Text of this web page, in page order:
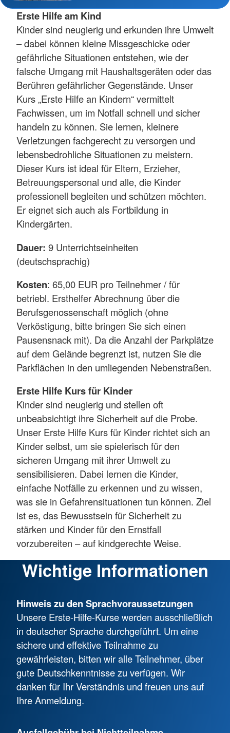
Erste Hilfe am Kind
Kinder sind neugierig und erkunden ihre Umwelt
– dabei können kleine Missgeschicke oder
gefährliche Situationen entstehen, wie der
falsche Umgang mit Haushaltsgeräten oder das
Berühren gefährlicher Gegenstände. Unser
Kurs „Erste Hilfe an Kindern“ vermittelt
Fachwissen, um im Notfall schnell und sicher
handeln zu können. Sie lernen, kleinere
Verletzungen fachgerecht zu versorgen und
lebensbedrohliche Situationen zu meistern.
Dieser Kurs ist ideal für Eltern, Erzieher,
Betreuungspersonal und alle, die Kinder
professionell begleiten und schützen möchten.
Er eignet sich auch als Fortbildung in
Kindergärten.
Dauer: 9 Unterrichtseinheiten
(deutschsprachig)
Kosten: 65,00 EUR pro Teilnehmer / für
betriebl. Ersthelfer Abrechnung über die
Berufsgenossenschaft möglich (ohne
Verköstigung, bitte bringen Sie sich einen
Pausensnack mit). Da die Anzahl der Parkplätze
auf dem Gelände begrenzt ist, nutzen Sie die
Parkflächen in den umliegenden Nebenstraßen.
Erste Hilfe Kurs für Kinder
Kinder sind neugierig und stellen oft
unbeabsichtigt ihre Sicherheit auf die Probe.
Unser Erste Hilfe Kurs für Kinder richtet sich an
Kinder selbst, um sie spielerisch für den
sicheren Umgang mit ihrer Umwelt zu
sensibilisieren. Dabei lernen die Kinder,
einfache Notfälle zu erkennen und zu wissen,
was sie in Gefahrensituationen tun können. Ziel
ist es, das Bewusstsein für Sicherheit zu
stärken und Kinder für den Ernstfall
vorzubereiten – auf kindgerechte Weise.
Wichtige Informationen
Hinweis zu den Sprachvoraussetzungen
Unsere Erste-Hilfe-Kurse werden ausschließlich
in deutscher Sprache durchgeführt. Um eine
sichere und effektive Teilnahme zu
gewährleisten, bitten wir alle Teilnehmer, über
gute Deutschkenntnisse zu verfügen. Wir
danken für Ihr Verständnis und freuen uns auf
Ihre Anmeldung.